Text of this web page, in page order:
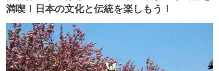
満喫！日本の文化と伝統を楽しもう！